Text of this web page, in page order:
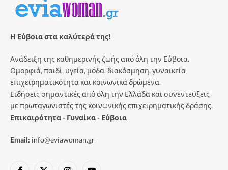
Η Εύβοια στα καλύτερά της!
Ανάδειξη της καθημερινής ζωής από όλη την Εύβοια.
Ομορφιά, παιδί, υγεία, μόδα, διακόσμηση, γυναικεία
επιχειρηματικότητα και κοινωνικά δρώμενα.
Ειδήσεις σημαντικές από όλη την Ελλάδα και συνεντεύξεις
με πρωταγωνιστές της κοινωνικής επιχειρηματικής δράσης.
Επικαιρότητα - Γυναίκα - Εύβοια
Email: info@eviawoman.gr